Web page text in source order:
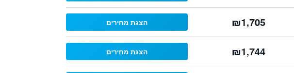
₪1,705 הצגת מחירים
₪1,744 הצגת מחירים